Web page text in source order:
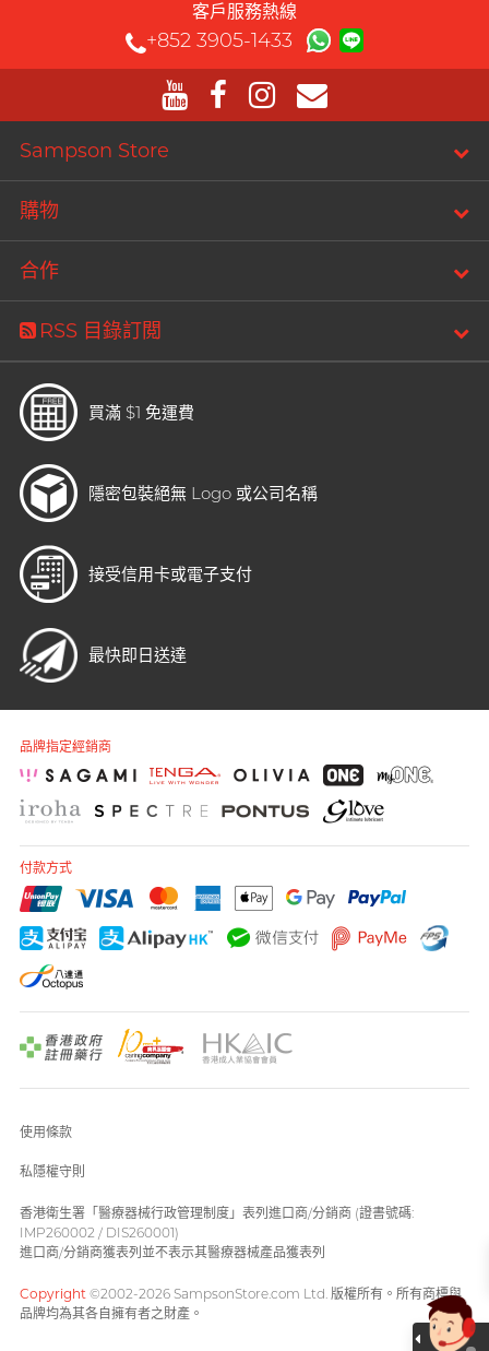
客戶服務熱線
+852 3905-1433
Sampson Store
購物
合作
RSS 目錄訂閲
買滿 $1 免運費
隱密包裝絕無 Logo 或公司名稱
接受信用卡或電子支付
最快即日送達
品牌指定經銷商
付款方式
使用條款
私隱權守則
香港衛生署「醫療器械行政管理制度」表列進口商/分銷商 (證書號碼:
IMP260002 / DIS260001)
進口商/分銷商獲表列並不表示其醫療器械產品獲表列
Copyright ©2002-2026 SampsonStore.com Ltd. 版權所有。所有商標與
品牌均為其各自擁有者之財產。